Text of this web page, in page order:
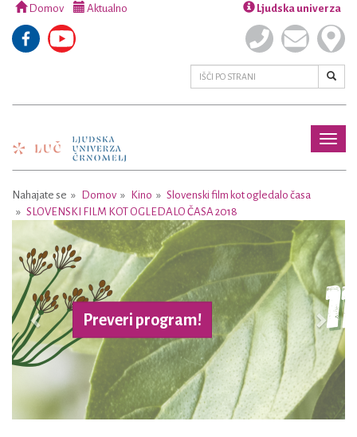
Domov Aktualno Ljudska univerza
Nahajate se Domov Kino
Slovenski film kot ogledalo časa
SLOVENSKI FILM KOT OGLEDALO ČASA 2018
Preveri program!
Previous Next